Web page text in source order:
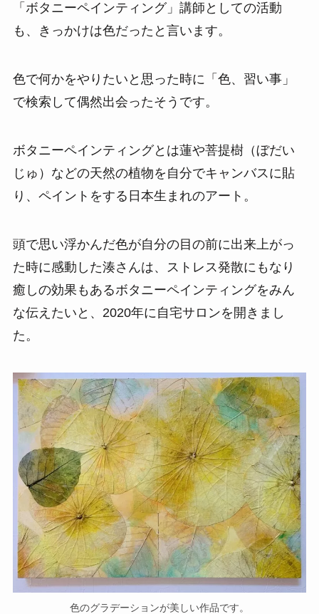
「ボタニーペインティング」講師としての活動
も、きっかけは色だったと言います。
色で何かをやりたいと思った時に「色、習い事」
で検索して偶然出会ったそうです。
ボタニーペインティングとは蓮や菩提樹（ぼだい
じゅ）などの天然の植物を自分でキャンバスに貼
り、ペイントをする日本生まれのアート。
頭で思い浮かんだ色が自分の目の前に出来上がっ
た時に感動した湊さんは、ストレス発散にもなり
癒しの効果もあるボタニーペインティングをみん
な伝えたいと、2020年に自宅サロンを開きまし
た。
色のグラデーションが美しい作品です。